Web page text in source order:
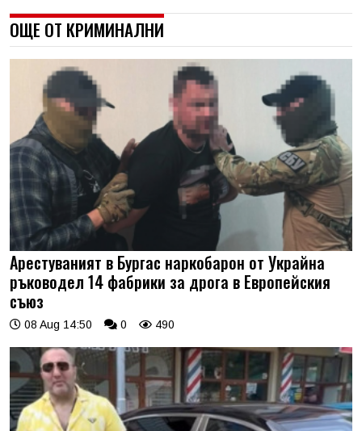
ОЩЕ ОТ КРИМИНАЛНИ
Арестуваният в Бургас наркобарон от Украйна
ръководел 14 фабрики за дрога в Европейския
съюз
08 Aug 14:50 0 490